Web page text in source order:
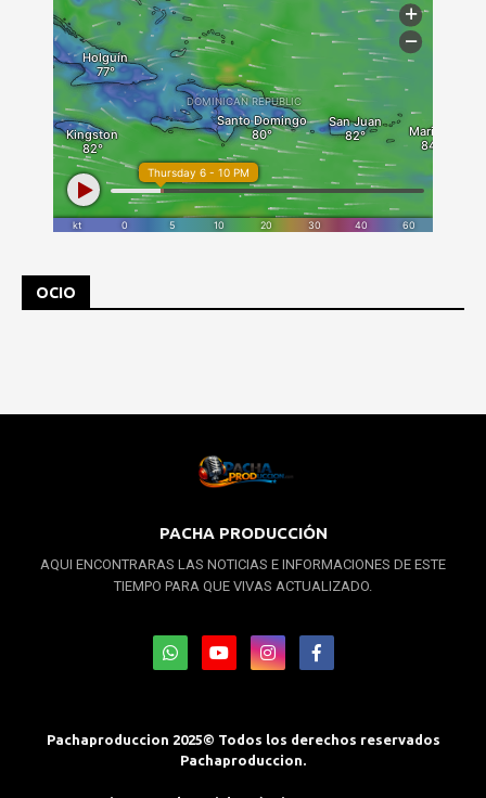
OCIO
PACHA PRODUCCIÓN
AQUI ENCONTRARAS LAS NOTICIAS E INFORMACIONES DE ESTE
TIEMPO PARA QUE VIVAS ACTUALIZADO.
Pachaproduccion 2025© Todos los derechos reservados
Pachaproduccion.